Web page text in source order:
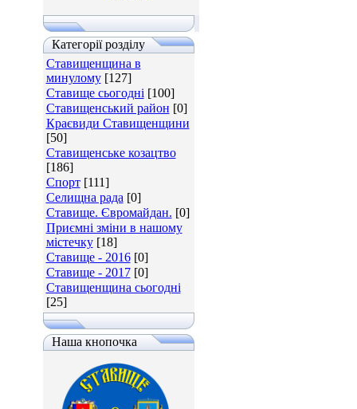
Категорії розділу
Ставищенщина в
минулому [127]
Ставище сьогодні [100]
Ставищенський район [0]
Краєвиди Ставищенщини
[50]
Ставищенське козацтво
[186]
Спорт [111]
Селищна рада [0]
Ставище. Євромайдан. [0]
Приємні зміни в нашому
містечку [18]
Ставище - 2016 [0]
Ставище - 2017 [0]
Ставищенщина сьогодні
[25]
Наша кнопочка